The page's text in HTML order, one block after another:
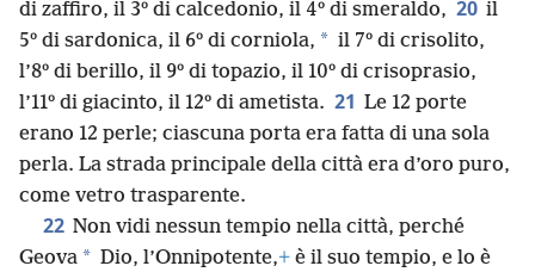
di zaffiro, il 3º di calcedonio, il 4º di smeraldo, 20 il
5º di sardonica, il 6º di corniola, * il 7º di crisolito,
l’8º di berillo, il 9º di topazio, il 10º di crisoprasio,
l’11º di giacinto, il 12º di ametista. 21 Le 12 porte
erano 12 perle; ciascuna porta era fatta di una sola
perla. La strada principale della città era d’oro puro,
come vetro trasparente.
22 Non vidi nessun tempio nella città, perché
Geova * Dio, l’Onnipotente,+ è il suo tempio, e lo è